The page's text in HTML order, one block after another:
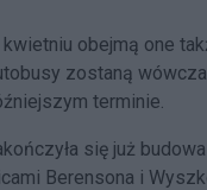
kwietniu obejmą one
zostaną
terminie.
się już
Berensona i